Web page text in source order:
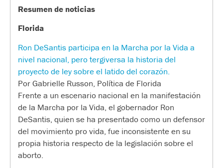
Resumen de noticias
Florida
Ron DeSantis participa en la Marcha por la Vida a
nivel nacional, pero tergiversa la historia del
proyecto de ley sobre el latido del corazón.
Por Gabrielle Russon, Política de Florida
Frente a un escenario nacional en la manifestación
de la Marcha por la Vida, el gobernador Ron
DeSantis, quien se ha presentado como un defensor
del movimiento pro vida, fue inconsistente en su
propia historia respecto de la legislación sobre el
aborto.